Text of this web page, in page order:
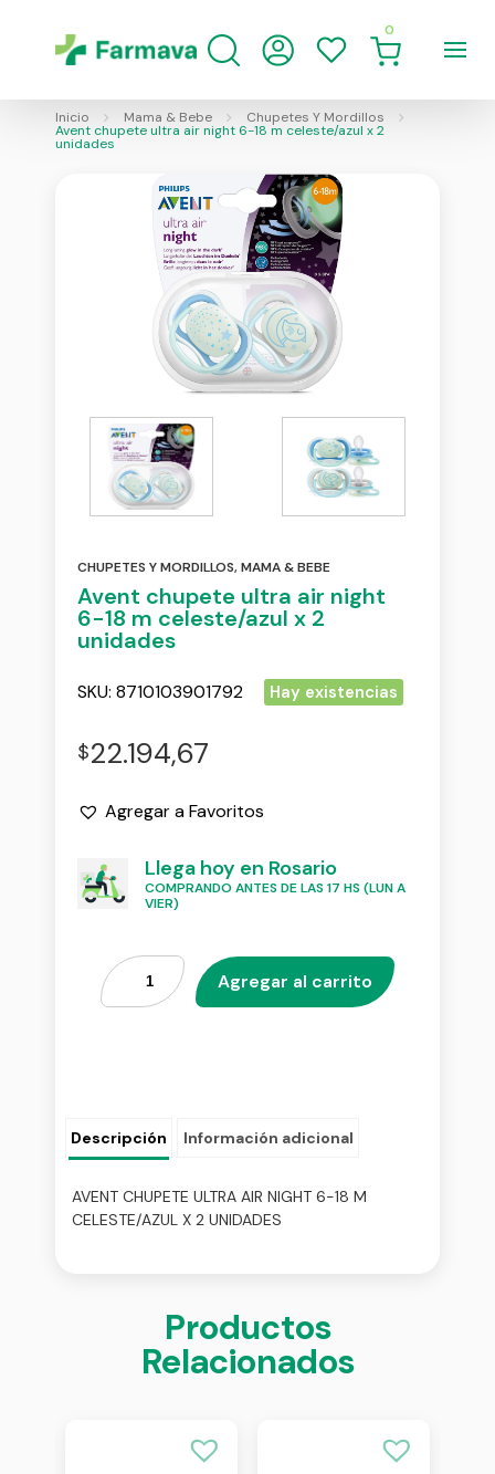
0
Inicio Mama & Bebe Chupetes Y Mordillos
Avent chupete ultra air night 6-18 m celeste/azul x 2
unidades
CHUPETES Y MORDILLOS,MAMA & BEBE
Avent chupete ultra air night
6-18 m celeste/azul x 2
unidades
SKU: 8710103901792 Hay existencias
$22.194,67
Agregar a Favoritos
Llega hoy en Rosario
COMPRANDO ANTES DE LAS 17 HS (LUN A
VIER)
Agregar al carrito
Descripción Información adicional
AVENT CHUPETE ULTRA AIR NIGHT 6-18 M
CELESTE/AZUL X 2 UNIDADES
Productos
Relacionados